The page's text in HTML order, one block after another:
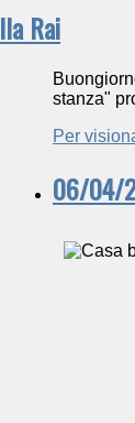
Rai
stanza"
Per
06/04/